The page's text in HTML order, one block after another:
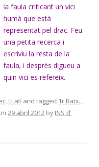
la faula criticant un vici
humà que està
representat pel drac. Feu
una petita recerca i
escriviu la resta de la
faula, i després digueu a
quin vici es refereix.
, LLatí and tagged 1r Batx.,
29 abril 2012 by INS d'